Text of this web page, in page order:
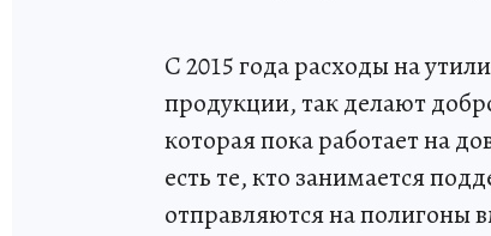
С 2015 года расходы на
продукции, так делают
которая пока работает на
есть те, кто занимается
отправляются на полигоны